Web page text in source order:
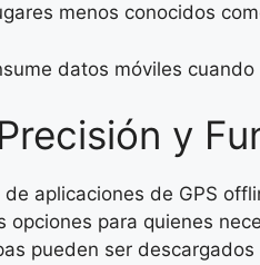
menos conocidos
datos móviles
y
aplicaciones de GPS
opciones para quienes
pueden ser